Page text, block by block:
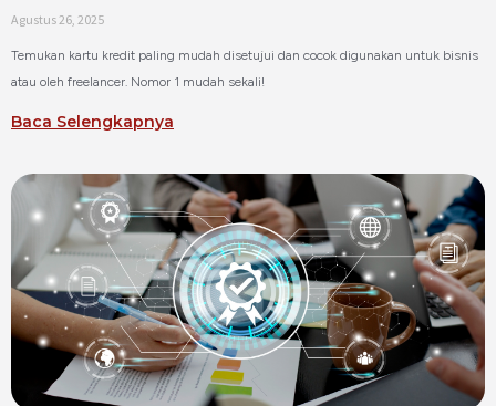
Agustus 26, 2025
Temukan kartu kredit paling mudah disetujui dan cocok digunakan untuk bisnis
atau oleh freelancer. Nomor 1 mudah sekali!
Baca Selengkapnya